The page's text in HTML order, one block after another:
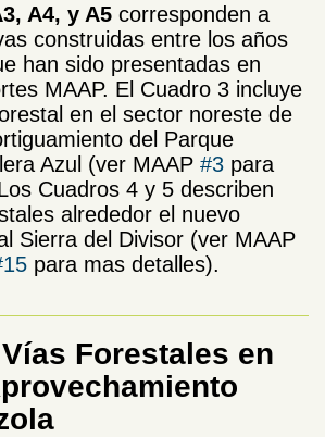
A4, y A5 corresponden a
construidas entre los años
han sido presentadas en
MAAP. El Cuadro 3 incluye
en el sector noreste de
del Parque
Azul (ver MAAP #3 para
Cuadros 4 y 5 describen
alrededor el nuevo
Sierra del Divisor (ver MAAP
para mas detalles).
Forestales en